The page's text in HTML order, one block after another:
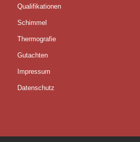
Qualifikationen
Schimmel
Thermografie
Gutachten
Impressum
Datenschutz